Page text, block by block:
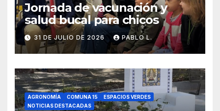
Jornada de vacunación y
salud bucal para chicos
31 DE JULIO DE 2026 PABLO L.
AGRONOMÍA COMUNA 15
ESPACIOS VERDES
NOTICIAS DESTACADAS